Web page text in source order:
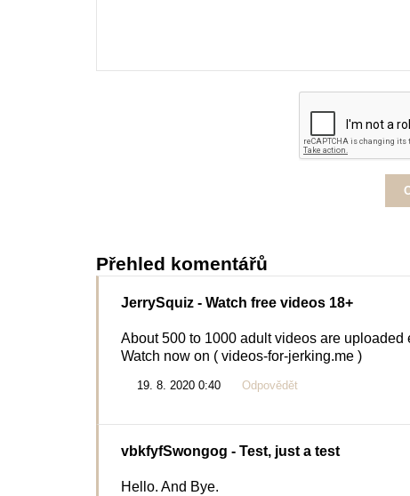
Přehled komentářů
JerrySquiz- Watch free videos 18+
About 500 to 1000 adult videos are
Watch now on ( videos-for-jerking.me )
19. 8. 2020 0:40 Odpovědět
vbkfyfSwongog - Test, just a test
Hello. And Bye.